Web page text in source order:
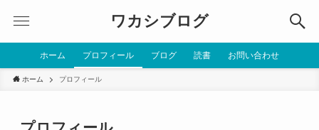
ワカシブログ
ホーム プロフィール ブログ 読書 お問い合わせ
ホーム プロフィール